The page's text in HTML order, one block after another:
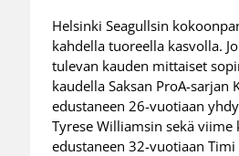
Helsinki Seagullsin
kahdella tuoreella kasvolla.
tulevan kauden mittaiset
kaudella Saksan ProA-sarjan
edustaneen 26-vuotiaan
Tyrese Williamsin sekä viime
edustaneen 32-vuotiaan Timi